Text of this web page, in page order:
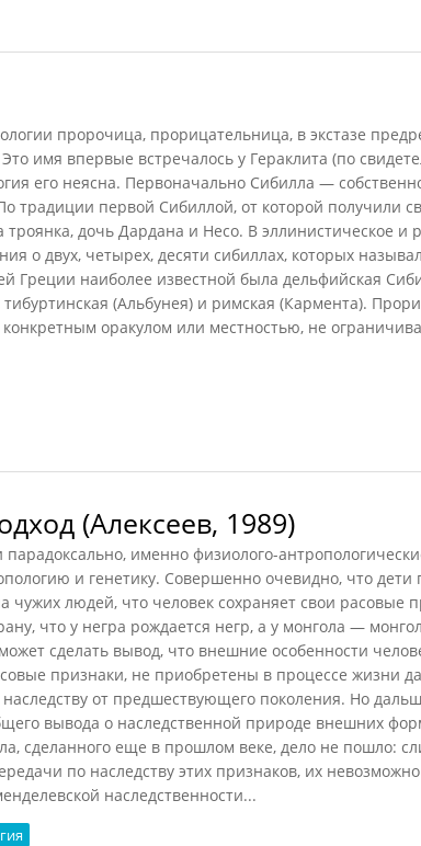
пророчица, прорицательница, в экстазе
имя впервые встречалось у Гераклита (по
его неясна. Первоначально Сибилла —
традиции первой Сибиллой, от которой получили
дочь Дардана и Несо. В эллинистическое и
о двух, четырех, десяти сибиллах, которых
Греции наиболее известной была дельфийская
(Альбунея) и римская (Кармента).
оракулом или местностью, не
(Алексеев, 1989)
именно физиолого-
и генетику. Совершенно очевидно, что дети
чужих людей, что человек сохраняет свои расовые
что у негра рождается негр, а у монгола —
сделать вывод, что внешние особенности
признаки, не приобретены в процессе жизни
от предшествующего поколения. Но
вывода о наследственной природе внешних
сделанного еще в прошлом веке, дело не пошло:
по наследству этих признаков, их
наследственности...